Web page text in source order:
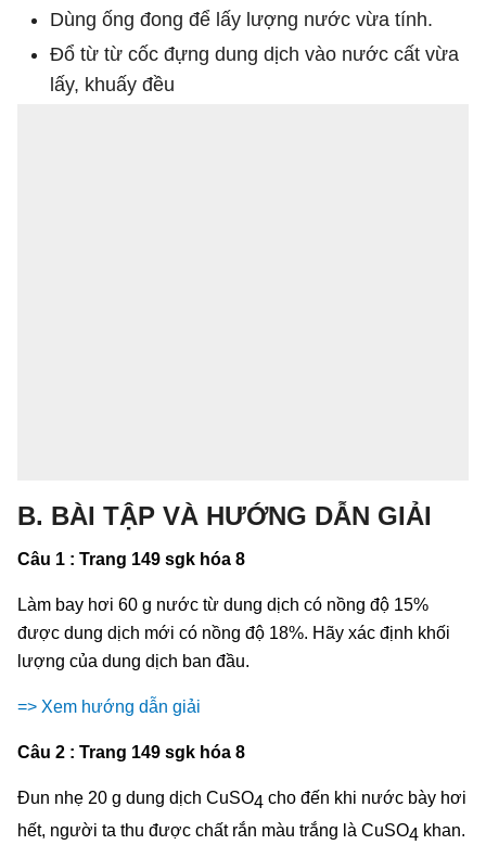
Dùng ống đong để lấy lượng nước vừa tính.
Đổ từ từ cốc đựng dung dịch vào nước cất vừa
lấy, khuấy đều
B. BÀI TẬP VÀ HƯỚNG DẪN GIẢI
Câu 1 : Trang 149 sgk hóa 8
Làm bay hơi 60 g nước từ dung dịch có nồng độ 15%
được dung dịch mới có nồng độ 18%. Hãy xác định khối
lượng của dung dịch ban đầu.
=> Xem hướng dẫn giải
Câu 2 : Trang 149 sgk hóa 8
Đun nhẹ 20 g dung dịch CuSO4 cho đến khi nước bày hơi
hết, người ta thu được chất rắn màu trắng là CuSO4 khan.